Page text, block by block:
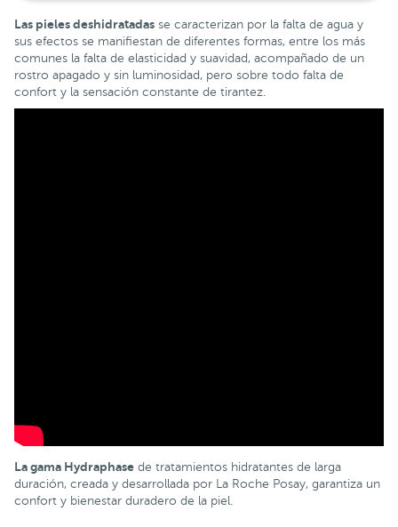
Las pieles deshidratadas se caracterizan por la falta de agua y
sus efectos se manifiestan de diferentes formas, entre los más
comunes la falta de elasticidad y suavidad, acompañado de un
rostro apagado y sin luminosidad, pero sobre todo falta de
confort y la sensación constante de tirantez.
La gama Hydraphase de tratamientos hidratantes de larga
duración, creada y desarrollada por La Roche Posay, garantiza un
confort y bienestar duradero de la piel.